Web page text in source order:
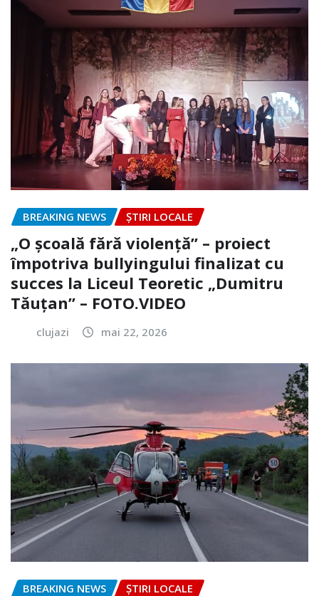
BREAKING NEWS ȘTIRI LOCALE
„O școală fără violență” – proiect
împotriva bullyingului finalizat cu
succes la Liceul Teoretic „Dumitru
Tăuțan” – FOTO.VIDEO
clujazi mai 22, 2026
BREAKING NEWS ȘTIRI LOCALE